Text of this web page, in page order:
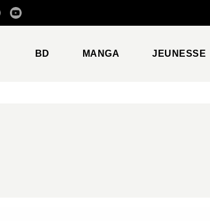
CONTENU
BD MANGA JEUNESSE